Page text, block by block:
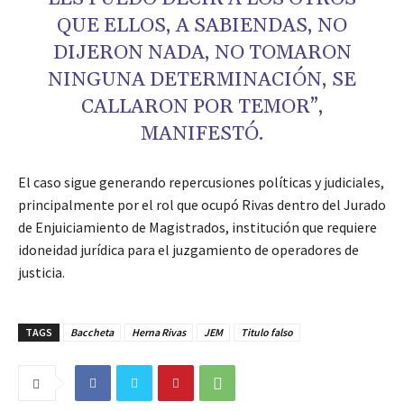
QUE ELLOS, A SABIENDAS, NO
DIJERON NADA, NO TOMARON
NINGUNA DETERMINACIÓN, SE
CALLARON POR TEMOR”,
MANIFESTÓ.
El caso sigue generando repercusiones políticas y judiciales,
principalmente por el rol que ocupó Rivas dentro del Jurado
de Enjuiciamiento de Magistrados, institución que requiere
idoneidad jurídica para el juzgamiento de operadores de
justicia.
TAGS Baccheta Herna Rivas JEM Titulo falso